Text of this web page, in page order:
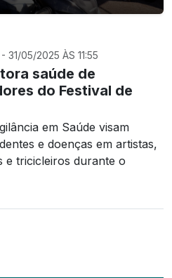
31/05/2025 ÀS 11:55
saúde de
do Festival de
em Saúde visam
e doenças em artistas,
e tricicleiros durante o